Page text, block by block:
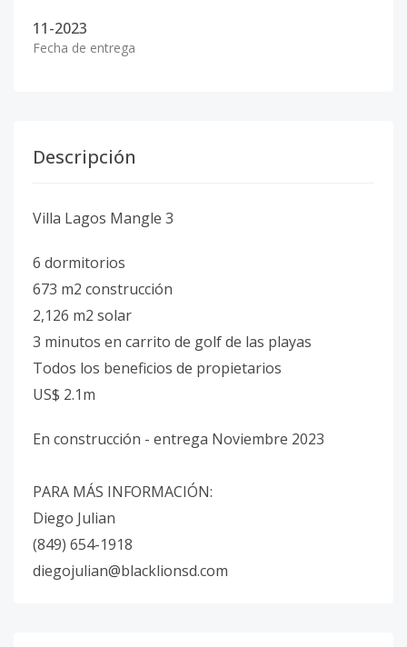
11-2023
Fecha de entrega
Descripción
Villa Lagos Mangle 3
6 dormitorios
673 m2 construcción
2,126 m2 solar
3 minutos en carrito de golf de las playas
Todos los beneficios de propietarios
US$ 2.1m
En construcción - entrega Noviembre 2023
PARA MÁS INFORMACIÓN:
Diego Julian
(849) 654-1918
diegojulian@blacklionsd.com